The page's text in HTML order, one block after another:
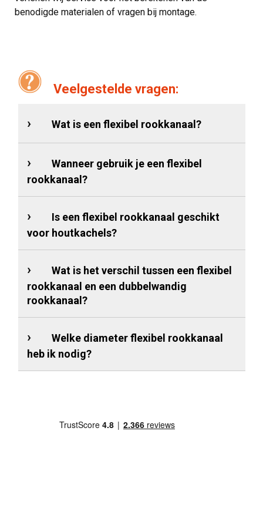
benodigde materialen of vragen bij montage.
Veelgestelde vragen:
Wat is een flexibel rookkanaal?
Wanneer gebruik je een flexibel
rookkanaal?
Is een flexibel rookkanaal geschikt
voor houtkachels?
Wat is het verschil tussen een flexibel
rookkanaal en een dubbelwandig
rookkanaal?
Welke diameter flexibel rookkanaal
heb ik nodig?